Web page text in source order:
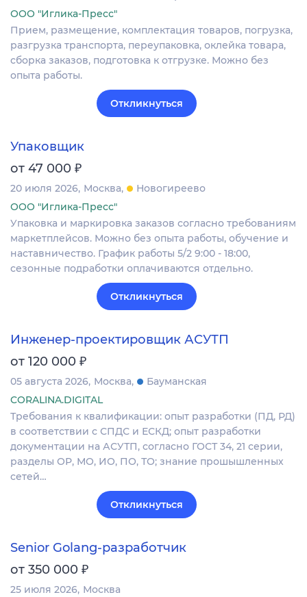
ООО "Иглика-Пресс"
Прием, размещение, комплектация товаров, погрузка,
разгрузка транспорта, переупаковка, оклейка товара,
сборка заказов, подготовка к отгрузке. Можно без
опыта работы.
Откликнуться
Упаковщик
от 47 000 ₽
20 июля 2026 Москва
Новогиреево
ООО "Иглика-Пресс"
Упаковка и маркировка заказов согласно требованиям
маркетплейсов. Можно без опыта работы, обучение и
наставничество. График работы 5/2 9:00 - 18:00,
сезонные подработки оплачиваются отдельно.
Откликнуться
Инженер-проектировщик АСУТП
от 120 000 ₽
05 августа 2026 Москва
Бауманская
CORALINA.DIGITAL
Требования к квалификации: опыт разработки (ПД, РД)
в соответствии с СПДС и ЕСКД; опыт разработки
документации на АСУТП, согласно ГОСТ 34, 21 серии,
разделы ОР, МО, ИО, ПО, ТО; знание прошышленных
сетей…
Откликнуться
Senior Golang-разработчик
от 350 000 ₽
25 июля 2026 Москва